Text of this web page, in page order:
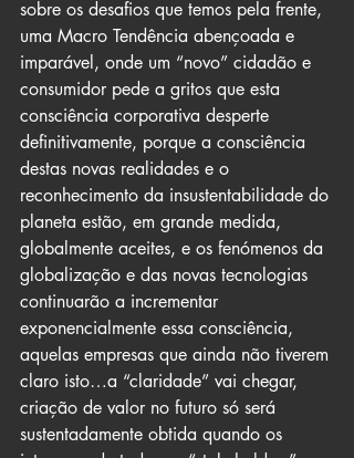
sobre os desafios que temos pela frente,
uma Macro Tendência abençoada e
imparável, onde um “novo” cidadão e
consumidor pede a gritos que esta
consciência corporativa desperte
definitivamente, porque a consciência
destas novas realidades e o
reconhecimento da insustentabilidade do
planeta estão, em grande medida,
globalmente aceites, e os fenómenos da
globalização e das novas tecnologias
continuarão a incrementar
exponencialmente essa consciência,
aquelas empresas que ainda não tiverem
claro isto…a “claridade” vai chegar,
criação de valor no futuro só será
sustentadamente obtida quando os